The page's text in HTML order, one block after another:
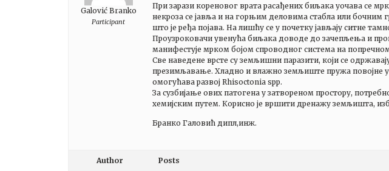
Galović Branko
Participant
При зарази кореновог врата расађених биљака уочава се
некроза се јавља и на горњим деловима стабла или бочним
што је ређа појава. На лишћу се у почетку јављају ситне
Проузроковачи увенућа биљака доводе до зачепљења и
манифестује мрком бојом спроводног система на
Све наведене врсте су земљишни паразити, који се
презимљавање. Хладно и влажно земљиште пружа повојне
омогућава развој Rhisoctonia spp.
За сузбијање ових патогена у затвореном простору,
хемијским путем. Корисно је вршити дренажу земљишта,
Бранко Галовић дипл,инж.
Author Posts